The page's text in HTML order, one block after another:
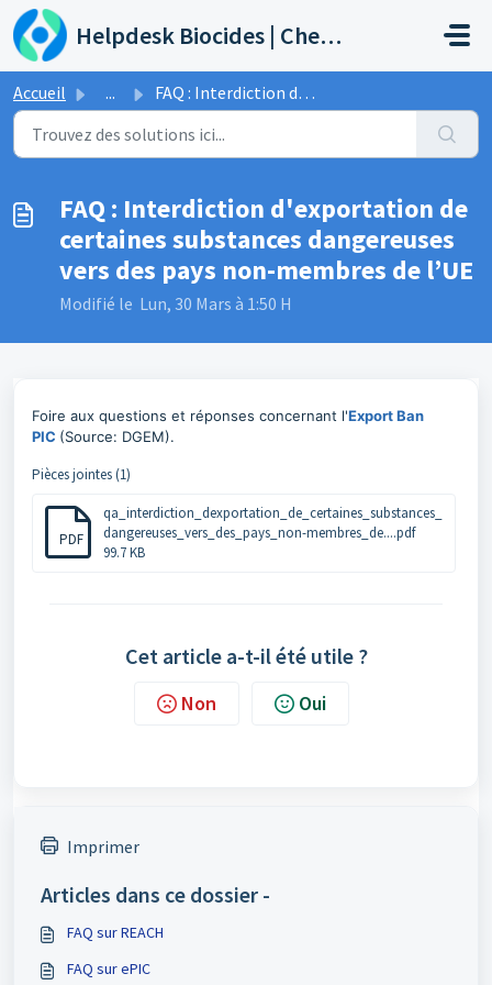
Passer au contenu principal
Helpdesk Biocides | Chemicals | Products
Accueil ... FAQ : Interdiction d'exportation de certaines substan...
FAQ : Interdiction d'exportation de
certaines substances dangereuses
vers des pays non-membres de l’UE
Modifié le Lun, 30 Mars à 1:50 H
Foire aux questions et réponses concernant l'Export Ban
PIC (Source: DGEM).
Pièces jointes (1)
PDF
qa_interdiction_dexportation_de_certaines_substances_
dangereuses_vers_des_pays_non-membres_de....pdf
99.7 KB
Cet article a-t-il été utile ?
Non Oui
Imprimer
Articles dans ce dossier -
FAQ sur REACH
FAQ sur ePIC